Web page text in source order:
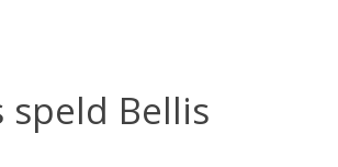
speld Bellis